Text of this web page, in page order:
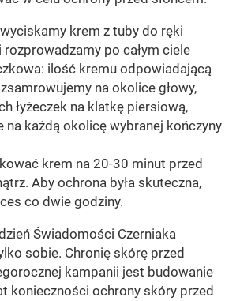
krem z tuby do ręki
rozprowadzamy po całym ciele
ilość kremu odpowiadającą
na okolice głowy,
łyżeczek na klatkę piersiową,
na każdą okolicę wybranej kończyny
krem na 20-30 minut przed
Aby ochrona była skuteczna,
co dwie godziny.
Świadomości Czerniaka
sobie. Chronię skórę przed
kampanii jest budowanie
konieczności ochrony skóry przed